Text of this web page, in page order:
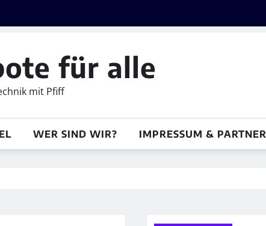
für alle
mit Pfiff
WER SIND WIR? IMPRESSUM & PARTNER